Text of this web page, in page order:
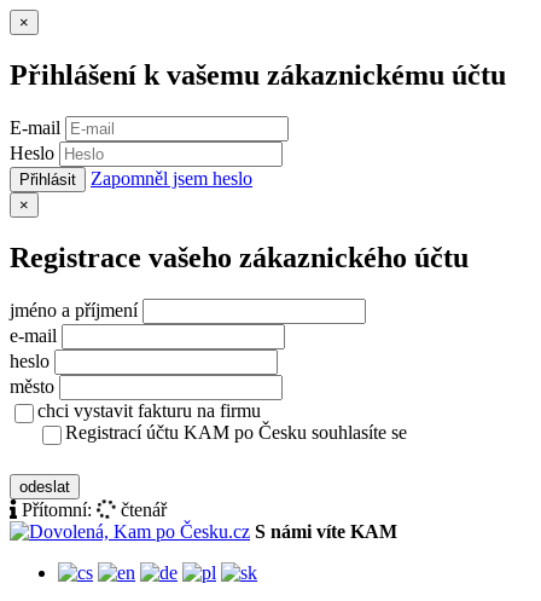
×
Přihlášení k vašemu zákaznickému účtu
E-mail
Heslo
Přihlásit Zapomněl jsem heslo
×
Registrace vašeho zákaznického účtu
jméno a příjmení
e-mail
heslo
město
chci vystavit fakturu na firmu
Registrací účtu KAM po Česku souhlasíte se
odeslat
Přítomní:
čtenář
S námi víte KAM